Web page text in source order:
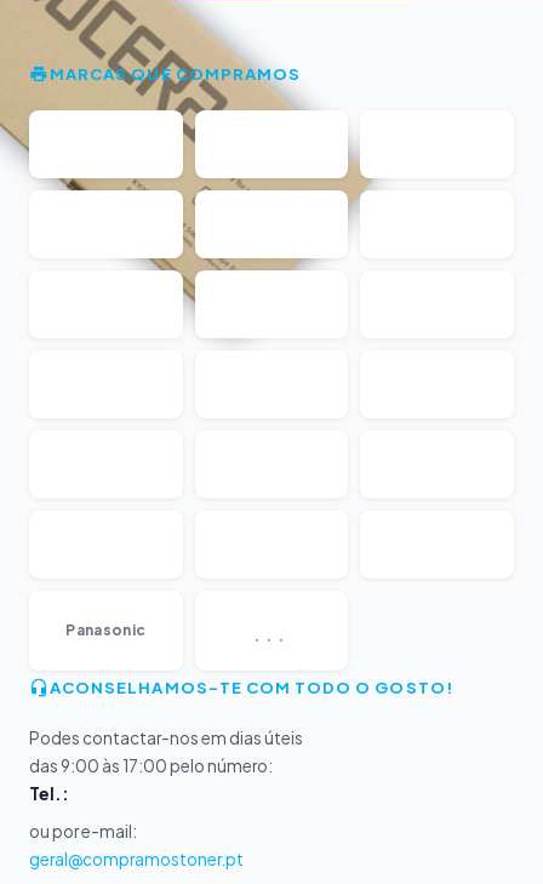
MARCAS QUE COMPRAMOS
Panasonic ...
ACONSELHAMOS-TE COM TODO O GOSTO!
Podes contactar-nos em dias úteis
das 9:00 às 17:00 pelo número:
Tel.:
ou por e-mail:
geral@compramostoner.pt